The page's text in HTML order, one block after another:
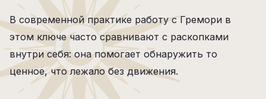
В современной практике работу с Гремори в
этом ключе часто сравнивают с раскопками
внутри себя: она помогает обнаружить то
ценное, что лежало без движения.